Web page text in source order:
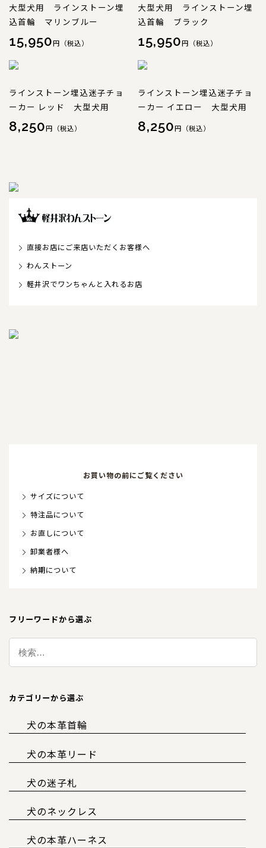
大型犬用 ラインストーン埋
込首輪 マリンブルー
15,950円（税込）
大型犬用 ラインストーン埋
込首輪 ブラック
15,950円（税込）
ラインストーン埋込迷子チョ
ーカー レッド 大型犬用
8,250円（税込）
ラインストーン埋込迷子チョ
ーカー イエロー 大型犬用
8,250円（税込）
直接お店にご来店いただくお客様へ
わんストーン
軽井沢でワンちゃんと入れるお店
お買い物の前にご覧ください
サイズについて
特注品について
お直しについて
卸業者様へ
納期について
フリーワードから選ぶ
カテゴリーから選ぶ
犬の本革首輪
犬の本革リード
犬の迷子札
犬のネックレス
犬の本革ハーネス